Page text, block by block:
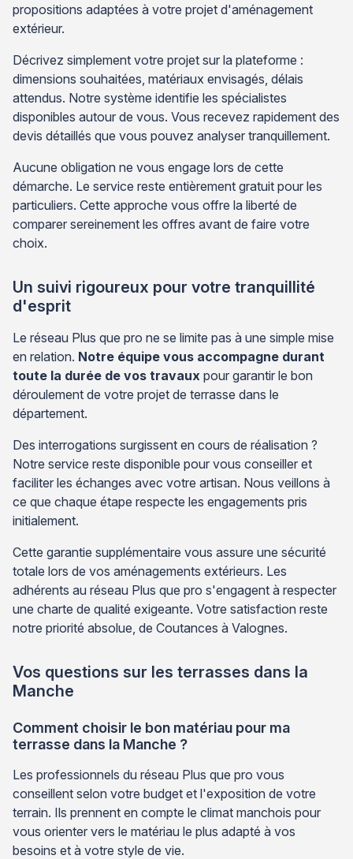
propositions adaptées à votre projet d'aménagement
extérieur.
Décrivez simplement votre projet sur la plateforme :
dimensions souhaitées, matériaux envisagés, délais
attendus. Notre système identifie les spécialistes
disponibles autour de vous. Vous recevez rapidement des
devis détaillés que vous pouvez analyser tranquillement.
Aucune obligation ne vous engage lors de cette
démarche. Le service reste entièrement gratuit pour les
particuliers. Cette approche vous offre la liberté de
comparer sereinement les offres avant de faire votre
choix.
Un suivi rigoureux pour votre tranquillité
d'esprit
Le réseau Plus que pro ne se limite pas à une simple mise
en relation. Notre équipe vous accompagne durant
toute la durée de vos travaux pour garantir le bon
déroulement de votre projet de terrasse dans le
département.
Des interrogations surgissent en cours de réalisation ?
Notre service reste disponible pour vous conseiller et
faciliter les échanges avec votre artisan. Nous veillons à
ce que chaque étape respecte les engagements pris
initialement.
Cette garantie supplémentaire vous assure une sécurité
totale lors de vos aménagements extérieurs. Les
adhérents au réseau Plus que pro s'engagent à respecter
une charte de qualité exigeante. Votre satisfaction reste
notre priorité absolue, de Coutances à Valognes.
Vos questions sur les terrasses dans la
Manche
Comment choisir le bon matériau pour ma
terrasse dans la Manche ?
Les professionnels du réseau Plus que pro vous
conseillent selon votre budget et l'exposition de votre
terrain. Ils prennent en compte le climat manchois pour
vous orienter vers le matériau le plus adapté à vos
besoins et à votre style de vie.